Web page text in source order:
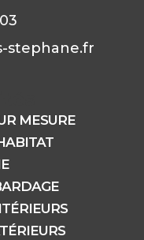
stephane.fr
MESURE